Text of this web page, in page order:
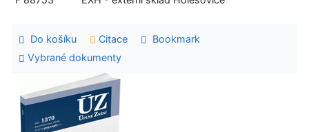
Do košíku Citace
Bookmark
Vybrané dokumenty